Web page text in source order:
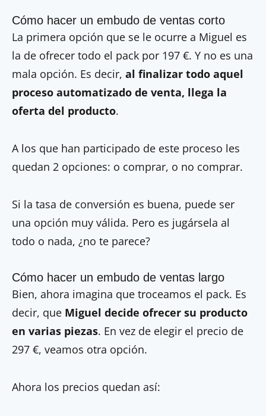
Cómo hacer un embudo de ventas corto
La primera opción que se le ocurre a Miguel es
la de ofrecer todo el pack por 197 €. Y no es una
mala opción. Es decir, al finalizar todo aquel
proceso automatizado de venta, llega la
oferta del producto.
A los que han participado de este proceso les
quedan 2 opciones: o comprar, o no comprar.
Si la tasa de conversión es buena, puede ser
una opción muy válida. Pero es jugársela al
todo o nada, ¿no te parece?
Cómo hacer un embudo de ventas largo
Bien, ahora imagina que troceamos el pack. Es
decir, que Miguel decide ofrecer su producto
en varias piezas. En vez de elegir el precio de
297 €, veamos otra opción.
Ahora los precios quedan así: